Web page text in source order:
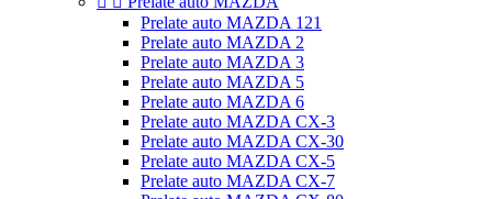
Prelate auto MAZDA 121
Prelate auto MAZDA 2
Prelate auto MAZDA 3
Prelate auto MAZDA 5
Prelate auto MAZDA 6
Prelate auto MAZDA CX-3
Prelate auto MAZDA CX-30
Prelate auto MAZDA CX-5
Prelate auto MAZDA CX-7